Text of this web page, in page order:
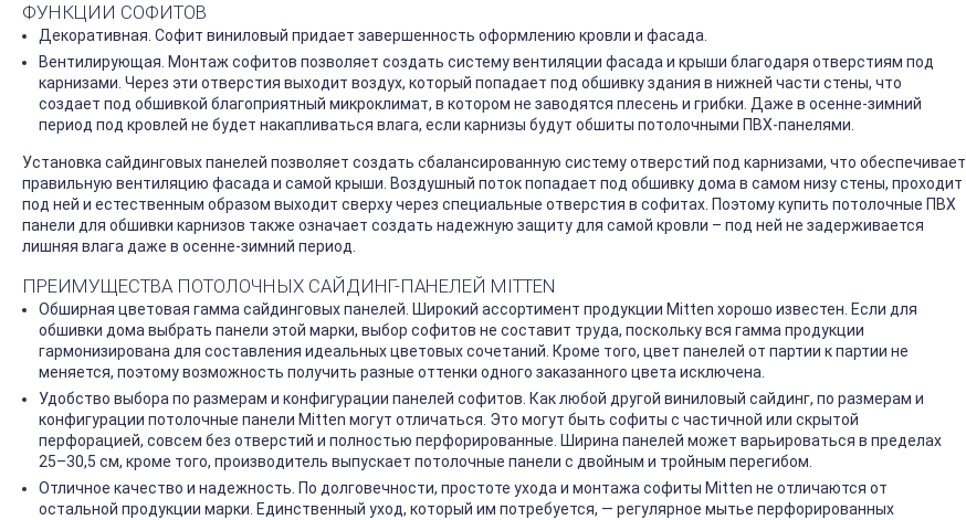
ФУНКЦИИ СОФИТОВ
Декоративная. Софит виниловый придает завершенность оформлению кровли и фасада.
Вентилирующая. Монтаж софитов позволяет создать систему вентиляции фасада и крыши благодаря отверстиям под
карнизами. Через эти отверстия выходит воздух, который попадает под обшивку здания в нижней части стены, что
создает под обшивкой благоприятный микроклимат, в котором не заводятся плесень и грибки. Даже в осенне-зимний
период под кровлей не будет накапливаться влага, если карнизы будут обшиты потолочными ПВХ-панелями.
Установка сайдинговых панелей позволяет создать сбалансированную систему отверстий под карнизами, что обеспечивает
правильную вентиляцию фасада и самой крыши. Воздушный поток попадает под обшивку дома в самом низу стены, проходит
под ней и естественным образом выходит сверху через специальные отверстия в софитах. Поэтому купить потолочные ПВХ
панели для обшивки карнизов также означает создать надежную защиту для самой кровли – под ней не задерживается
лишняя влага даже в осенне-зимний период.
ПРЕИМУЩЕСТВА ПОТОЛОЧНЫХ САЙДИНГ-ПАНЕЛЕЙ MITTEN
Обширная цветовая гамма сайдинговых панелей. Широкий ассортимент продукции Mitten хорошо известен. Если для
обшивки дома выбрать панели этой марки, выбор софитов не составит труда, поскольку вся гамма продукции
гармонизирована для составления идеальных цветовых сочетаний. Кроме того, цвет панелей от партии к партии не
меняется, поэтому возможность получить разные оттенки одного заказанного цвета исключена.
Удобство выбора по размерам и конфигурации панелей софитов. Как любой другой виниловый сайдинг, по размерам и
конфигурации потолочные панели Mitten могут отличаться. Это могут быть софиты с частичной или скрытой
перфорацией, совсем без отверстий и полностью перфорированные. Ширина панелей может варьироваться в пределах
25–30,5 см, кроме того, производитель выпускает потолочные панели с двойным и тройным перегибом.
Отличное качество и надежность. По долговечности, простоте ухода и монтажа софиты Mitten не отличаются от
остальной продукции марки. Единственный уход, который им потребуется, — регулярное мытье перфорированных